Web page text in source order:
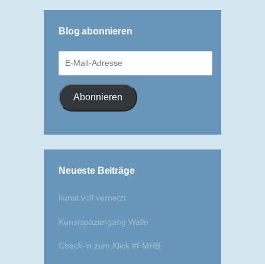
Blog abonnieren
Adresse
Abonnieren
Neueste Beiträge
kunst:voll vernetzt
Kunstspaziergang Walle
Check-in zum Klick #FMHB